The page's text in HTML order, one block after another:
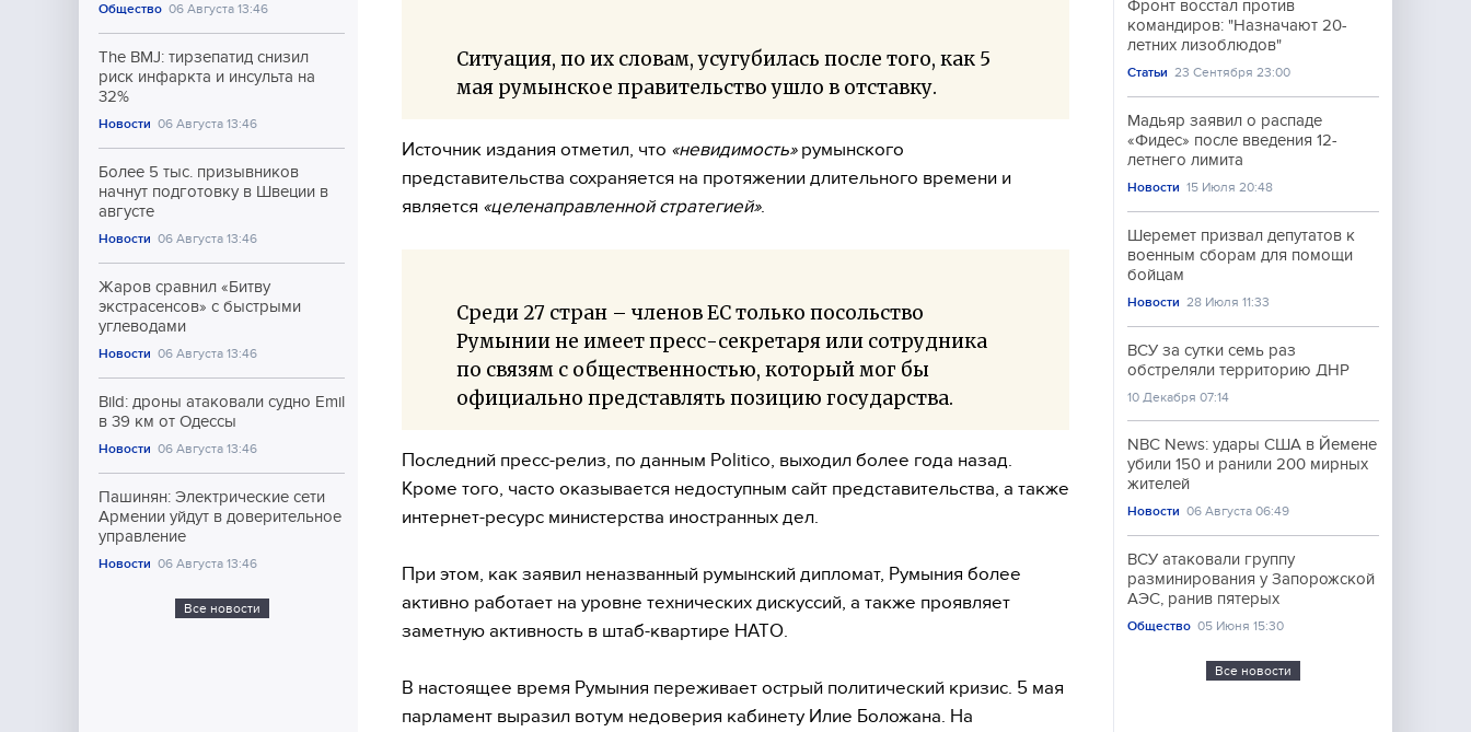
Общество 06 Августа 13:46
The BMJ: тирзепатид снизил
риск инфаркта и инсульта на
32%
Новости 06 Августа 13:46
Более 5 тыс. призывников
начнут подготовку в Швеции в
августе
Новости 06 Августа 13:46
Жаров сравнил «Битву
экстрасенсов» с быстрыми
углеводами
Новости 06 Августа 13:46
Bild: дроны атаковали судно Emil
в 39 км от Одессы
Новости 06 Августа 13:46
Пашинян: Электрические сети
Армении уйдут в доверительное
управление
Новости 06 Августа 13:46
Все новости
Ситуация, по их словам, усугубилась после того, как 5
мая румынское правительство ушло в отставку.
Источник издания отметил, что «невидимость»румынского
представительства сохраняется на протяжении длительного времени и
является «целенаправленной стратегией».
Среди 27 стран – членов ЕС только посольство
Румынии не имеет пресс-секретаря или сотрудника
по связям с общественностью, который мог бы
официально представлять позицию государства.
Последний пресс-релиз, по данным Politico, выходил более года назад.
Кроме того, часто оказывается недоступным сайт представительства, а также
интернет-ресурс министерства иностранных дел.
При этом, как заявил неназванный румынский дипломат, Румыния более
активно работает на уровне технических дискуссий, а также проявляет
заметную активность в штаб-квартире НАТО.
В настоящее время Румыния переживает острый политический кризис. 5 мая
парламент выразил вотум недоверия кабинету Илие Боложана. На
Фронт восстал против
командиров: "Назначают 20-
летних лизоблюдов"
Статьи 23 Сентября 23:00
Мадьяр заявил о распаде
«Фидес» после введения 12-
летнего лимита
Новости 15 Июля 20:48
Шеремет призвал депутатов к
военным сборам для помощи
бойцам
Новости 28 Июля 11:33
ВСУ за сутки семь раз
обстреляли территорию ДНР
10 Декабря 07:14
NBC News: удары США в Йемене
убили 150 и ранили 200 мирных
жителей
Новости 06 Августа 06:49
ВСУ атаковали группу
разминирования у Запорожской
АЭС, ранив пятерых
Общество 05 Июня 15:30
Все новости